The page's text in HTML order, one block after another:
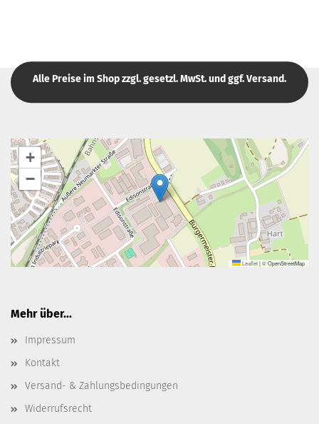
Alle Preise im Shop zzgl. gesetzl. MwSt. und ggf. Versand.
+
−
Leaflet|© OpenStreetMap
Mehr über...
Impressum
Kontakt
Versand- & Zahlungsbedingungen
Widerrufsrecht